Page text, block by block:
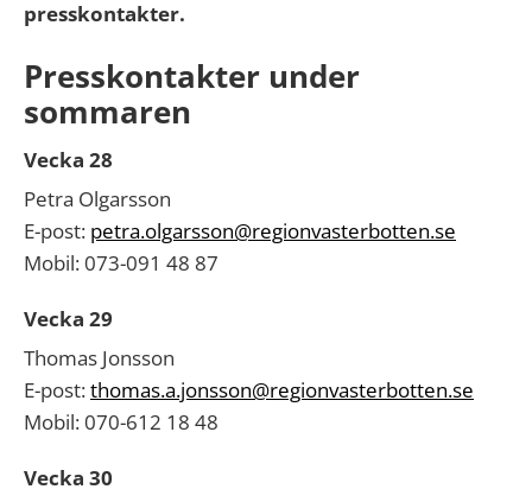
presskontakter.
Presskontakter under
sommaren
Vecka 28
Petra Olgarsson
E-post: petra.olgarsson@regionvasterbotten.se
Mobil: 073-091 48 87
Vecka 29
Thomas Jonsson
E-post:thomas.a.jonsson@regionvasterbotten.se
Mobil: 070-612 18 48
Vecka 30